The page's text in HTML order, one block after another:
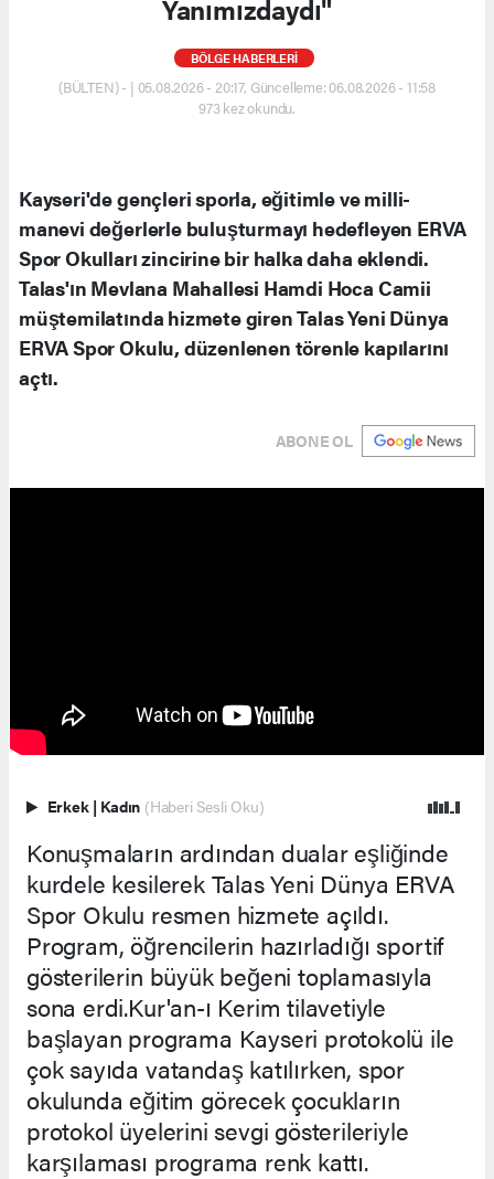
Yanımızdaydı"
BÖLGE HABERLERİ
(BÜLTEN) - | 05.08.2026 - 20:17, Güncelleme: 06.08.2026 - 11:58
973 kez okundu.
Kayseri'de gençleri sporla, eğitimle ve milli-
manevi değerlerle buluşturmayı hedefleyen ERVA
Spor Okulları zincirine bir halka daha eklendi.
Talas'ın Mevlana Mahallesi Hamdi Hoca Camii
müştemilatında hizmete giren Talas Yeni Dünya
ERVA Spor Okulu, düzenlenen törenle kapılarını
açtı.
ABONE OL
Erkek | Kadın (Haberi Sesli Oku)
Konuşmaların ardından dualar eşliğinde
kurdele kesilerek Talas Yeni Dünya ERVA
Spor Okulu resmen hizmete açıldı.
Program, öğrencilerin hazırladığı sportif
gösterilerin büyük beğeni toplamasıyla
sona erdi.Kur'an-ı Kerim tilavetiyle
başlayan programa Kayseri protokolü ile
çok sayıda vatandaş katılırken, spor
okulunda eğitim görecek çocukların
protokol üyelerini sevgi gösterileriyle
karşılaması programa renk kattı.